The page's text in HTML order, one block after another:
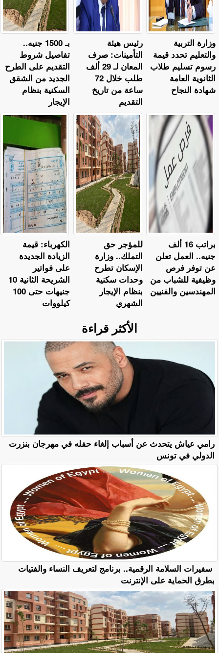
بـ 1500 جنيه..
تفاصيل شروط
التقديم على الطرح
الجديد من الشقق
السكنية بنظام
الإيجار
رئيس هيئة
التأمينات: صرف
المعان لـ 29 ألف
طلب خلال 72
ساعة من تاريخ
التقديم
وزارة التربية
والتعليم تحدد قيمة
رسوم تسليم طلاب
الثانوية العامة
شهادة النجاح
الكهرباء: قيمة
الزيادة الجديدة
على فواتير
الشريحة الثانية 10
جنيهات حتى 100
كيلووات
للمؤجر حق
التملك.. وزارة
الإسكان تطرح
وحدات سكنية
بنظام الإيجار
الشهري
براتب 16 ألف
جنيه.. العمل تعلن
عن توفر فرص
وظيفية للشباب من
المهندسين والفنيين
الأكثر قراءة
رامي عياش يتحدث عن أسباب إلغاء حفله في مهرجان بنزرت
الدولي في تونس
سفيرات السلامة الرقمية.. برنامج لتعريف النساء والفتيات
بطرق الحماية على الإنترنت